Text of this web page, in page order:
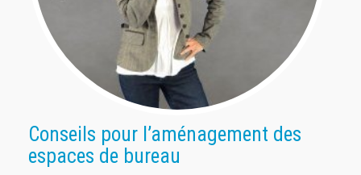
Conseils pour l’aménagement des
espaces de bureau